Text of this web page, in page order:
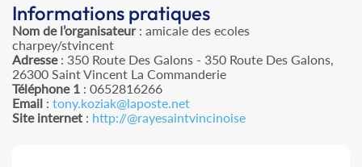
Informations pratiques
Nom de l’organisateur: amicale des ecoles
charpey/stvincent
Adresse: 350 Route Des Galons - 350 Route Des Galons,
26300 Saint Vincent La Commanderie
Téléphone 1 : 0652816266
Email : tony.koziak@laposte.net
Site internet : http://@rayesaintvincinoise